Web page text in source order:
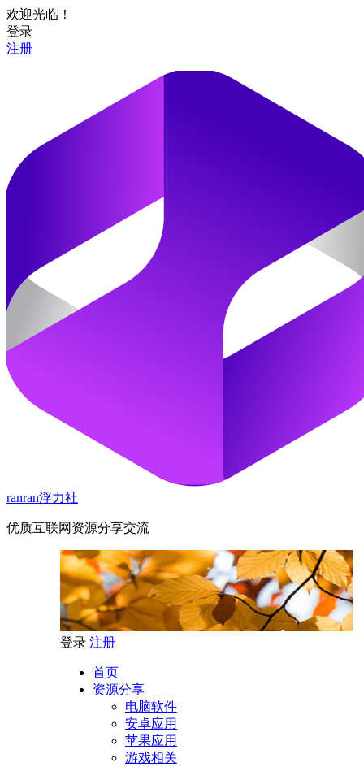
欢迎光临！
登录
注册
ranran浮力社
优质互联网资源分享交流
登录 注册
首页
资源分享
电脑软件
安卓应用
苹果应用
游戏相关